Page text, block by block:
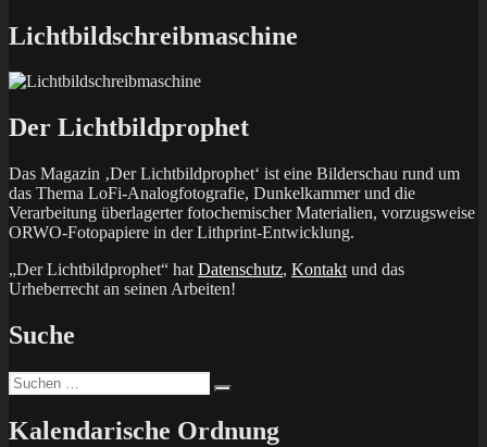
Lichtbildschreibmaschine
Der Lichtbildprophet
Das Magazin ‚Der Lichtbildprophet‘ ist eine Bilderschau rund um
das Thema LoFi-Analogfotografie, Dunkelkammer und die
Verarbeitung überlagerter fotochemischer Materialien, vorzugsweise
ORWO-Fotopapiere in der Lithprint-Entwicklung.
„Der Lichtbildprophet“ hat Datenschutz, Kontakt und das
Urheberrecht an seinen Arbeiten!
Suche
Suchen
nach:
Kalendarische Ordnung